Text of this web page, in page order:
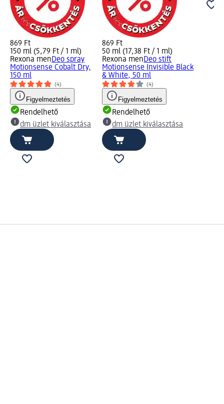
869 Ft
150 ml (5,79 Ft / 1 ml)
Rexona menDeo spray
Motionsense Cobalt Dry,
150 ml
(4)
Figyelmeztetés
Rendelhető
dm üzlet kiválasztása
869 Ft
50 ml (17,38 Ft / 1 ml)
Rexona menDeo stift
Motionsense Invisible Black
& White, 50 ml
(4)
Figyelmeztetés
Rendelhető
dm üzlet kiválasztása